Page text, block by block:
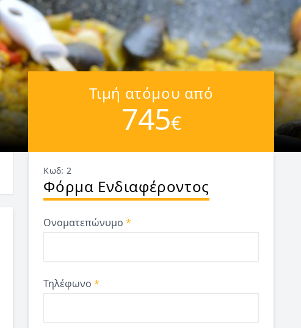
Τιμή ατόμου από
745€
Κωδ: 2
Φόρμα Ενδιαφέροντος
Ονοματεπώνυμο*
Τηλέφωνο*